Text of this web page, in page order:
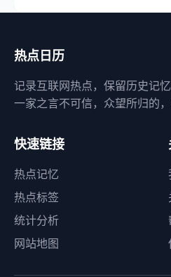
热点日历
记录互联网热点，保留历史记忆
一家之言不可信，众望所归的，
快速链接
热点记忆
热点标签
统计分析
网站地图